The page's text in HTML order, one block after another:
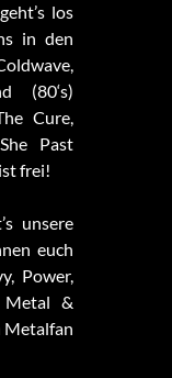
los
in den
(80‘s)
Cure,
Past
frei!
unsere
euch
Power,
Metal &
Metalfan